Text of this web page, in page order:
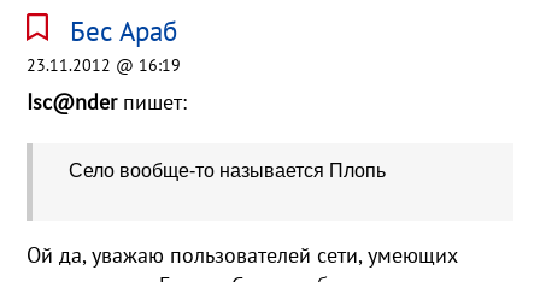
Бес Араб
23.11.2012 @ 16:19
Isc@nderпишет:
Село вообще-то называется Плопь
Ой да, уважаю пользователей сети, умеющих